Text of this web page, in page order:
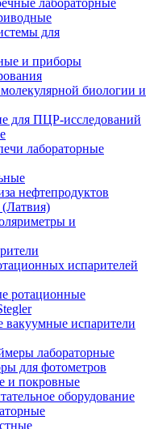
лабораторные
для
и приборы
биологии и
для ПЦР-исследований
лабораторные
нефтепродуктов
и
испарителей
ротационные
вакуумные испарители
лабораторные
для фотометров
и покровные
оборудование